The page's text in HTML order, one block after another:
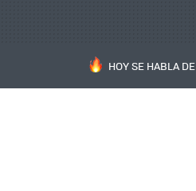
HOY SE HABLA DE